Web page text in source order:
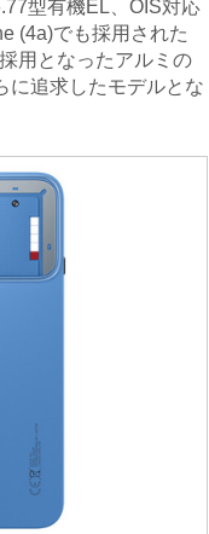
型有機EL、OIS対応
(4a)でも採用された
用となったアルミの
に追求したモデルとな